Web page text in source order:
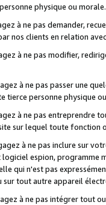
physique ou morale.
à ne pas demander,
nos clients en relation
à ne pas modifier,
à ne pas passer une
tierce personne physique
à ne pas entreprendre
sur lequel toute fonction
à ne pas inclure sur
espion, programme
qui n'est pas
sur tout autre appareil
à ne pas intégrer tout